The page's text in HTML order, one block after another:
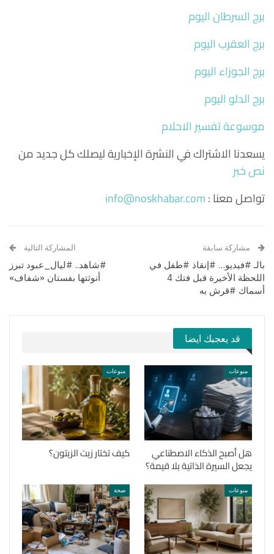
برج السرطان اليوم
برج العقرب اليوم
برج الجوزاء اليوم
برج الدلو اليوم
موسوعة تفسير الاحلام
يسعدنا الاشتراك في النشرة الإخبارية ليصلك كل جديد من
نص خبر
تواصل معنا :info@noskhabar.com
مشاركة سابقة
بالـ #فيديو… #إنقاذ #طفل في
اللحظة الأخيرة قبل فتك 4
أسماك #قرش به
المشاركة التالية
#شاهد.. #ليال_عبود تبرز
أنوثتها بفستان «شفاف»
قد يعجبك ايضا
منوعات
هل أصبح الذكاء الاصطناعي
يجعل السيرة الذاتية بلا قيمة؟
منوعات
كيف تختار زيت الزيتون؟
منوعات صحة